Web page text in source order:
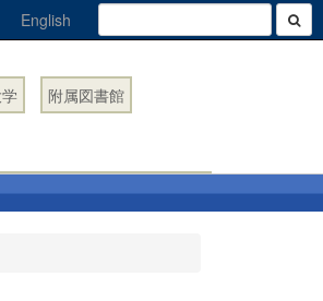
English
附属図書館